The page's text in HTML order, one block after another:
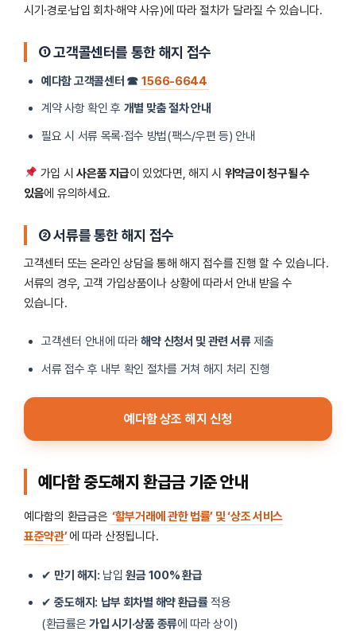
시기·경로·납입 회차·해약 사유)에 따라 절차가 달라질 수 있습니다.
① 고객콜센터를 통한 해지 접수
예다함 고객콜센터 ☎ 1566-6644
계약 사항 확인 후 개별 맞춤 절차 안내
필요 시 서류 목록·접수 방법(팩스/우편 등) 안내
가입 시사은품 지급이 있었다면, 해지 시 위약금이 청구될 수
있음에 유의하세요.
② 서류를 통한 해지 접수
고객센터 또는 온라인 상담을 통해 해지 접수를 진행 할 수 있습니다.
서류의 경우, 고객 가입상품이나 상황에 따라서 안내 받을 수
있습니다.
고객센터 안내에 따라해약 신청서 및 관련 서류제출
서류 접수 후 내부 확인 절차를 거쳐 해지 처리 진행
예다함 상조 해지 신청
예다함 중도해지 환급금 기준 안내
예다함의 환급금은 ‘할부거래에 관한 법률’ 및 ‘상조 서비스
표준약관’에 따라 산정됩니다.
✔ 만기 해지: 납입원금 100% 환급
✔중도해지: 납부 회차별 해약 환급률적용
(환급률은가입 시기·상품 종류에 따라 상이)